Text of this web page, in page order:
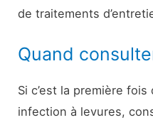
de traitements
Quand
Si c’est la première
infection à levures,